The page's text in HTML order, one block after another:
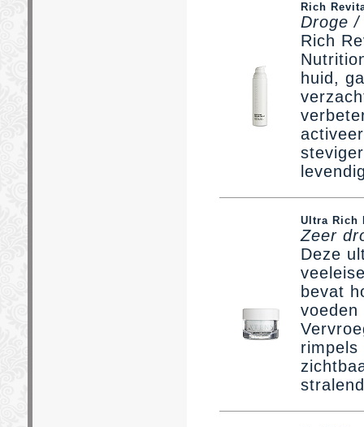
Rich
Droge
Rich
huid,
Ultra Rich
Zeer
Deze
bevat
voeden
rimpels